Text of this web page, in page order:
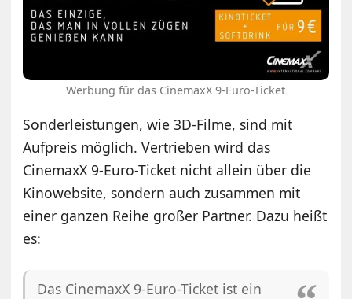
Werbung für das CinemaxX 9-Euro-Ticket
Sonderleistungen, wie 3D-Filme, sind mit
Aufpreis möglich. Vertrieben wird das
CinemaxX 9-Euro-Ticket nicht allein über die
Kinowebsite, sondern auch zusammen mit
einer ganzen Reihe großer Partner. Dazu heißt
es:
Das CinemaxX 9-Euro-Ticket ist ein